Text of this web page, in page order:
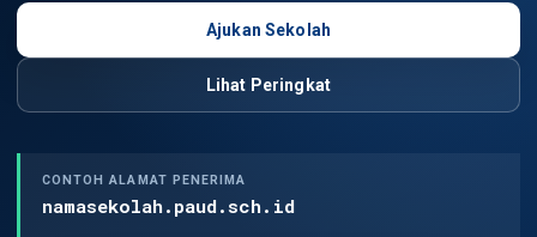
Ajukan Sekolah
Lihat Peringkat
CONTOH ALAMAT PENERIMA
namasekolah.paud.sch.id